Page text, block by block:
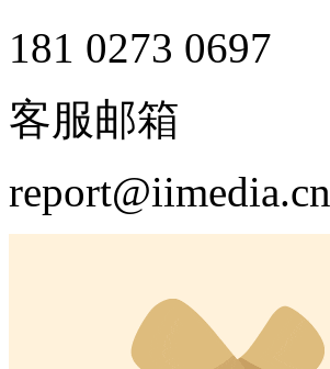
181 0273 0697
客服邮箱
report@iimedia.cn